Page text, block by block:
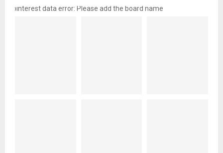
pinterest data error: Please add the board name